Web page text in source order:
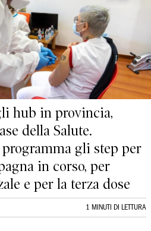
hub in provincia,
della Salute.
programma gli step per
in corso, per
e per la terza dose
1 MINUTI DI LETTURA